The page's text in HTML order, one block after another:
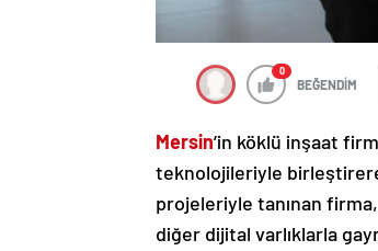
0
BEĞENDİM
Mersin’in köklü inşaat
teknolojileriyle
projeleriyle tanınan
diğer dijital varlıklarla